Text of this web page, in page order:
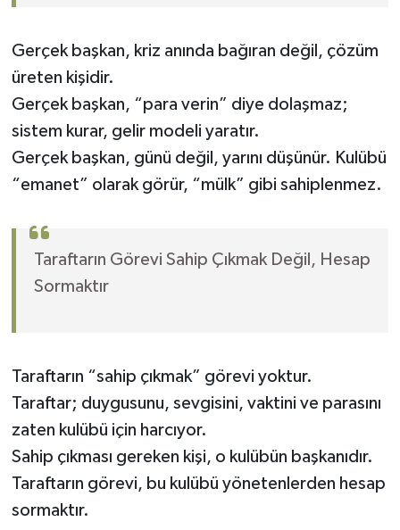
Gerçek başkan, kriz anında bağıran değil, çözüm
üreten kişidir.
Gerçek başkan, “para verin” diye dolaşmaz;
sistem kurar, gelir modeli yaratır.
Gerçek başkan, günü değil, yarını düşünür. Kulübü
“emanet” olarak görür, “mülk” gibi sahiplenmez.
Taraftarın Görevi Sahip Çıkmak Değil, Hesap
Sormaktır
Taraftarın “sahip çıkmak” görevi yoktur.
Taraftar; duygusunu, sevgisini, vaktini ve parasını
zaten kulübü için harcıyor.
Sahip çıkması gereken kişi, o kulübün başkanıdır.
Taraftarın görevi, bu kulübü yönetenlerden hesap
sormaktır.